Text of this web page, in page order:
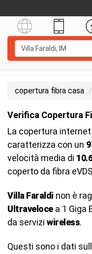
copertura fibra casa
Verifica Copertura
La copertura
caratterizza con un
velocità media di
coperto da fibra
Villa Faraldi non è
Ultravelocea 1 Giga
da servizi wireless.
Questi sono i dati